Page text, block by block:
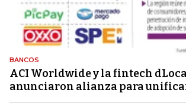
BANCOS
ACI Worldwide y la fintech
anunciaron alianza para